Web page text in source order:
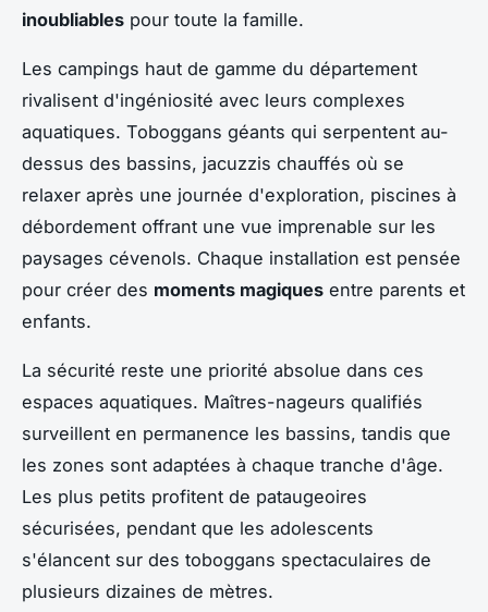
inoubliables pour toute la famille.
Les campings haut de gamme du département
rivalisent d'ingéniosité avec leurs complexes
aquatiques. Toboggans géants qui serpentent au-
dessus des bassins, jacuzzis chauffés où se
relaxer après une journée d'exploration, piscines à
débordement offrant une vue imprenable sur les
paysages cévenols. Chaque installation est pensée
pour créer des moments magiques entre parents et
enfants.
La sécurité reste une priorité absolue dans ces
espaces aquatiques. Maîtres-nageurs qualifiés
surveillent en permanence les bassins, tandis que
les zones sont adaptées à chaque tranche d'âge.
Les plus petits profitent de pataugeoires
sécurisées, pendant que les adolescents
s'élancent sur des toboggans spectaculaires de
plusieurs dizaines de mètres.